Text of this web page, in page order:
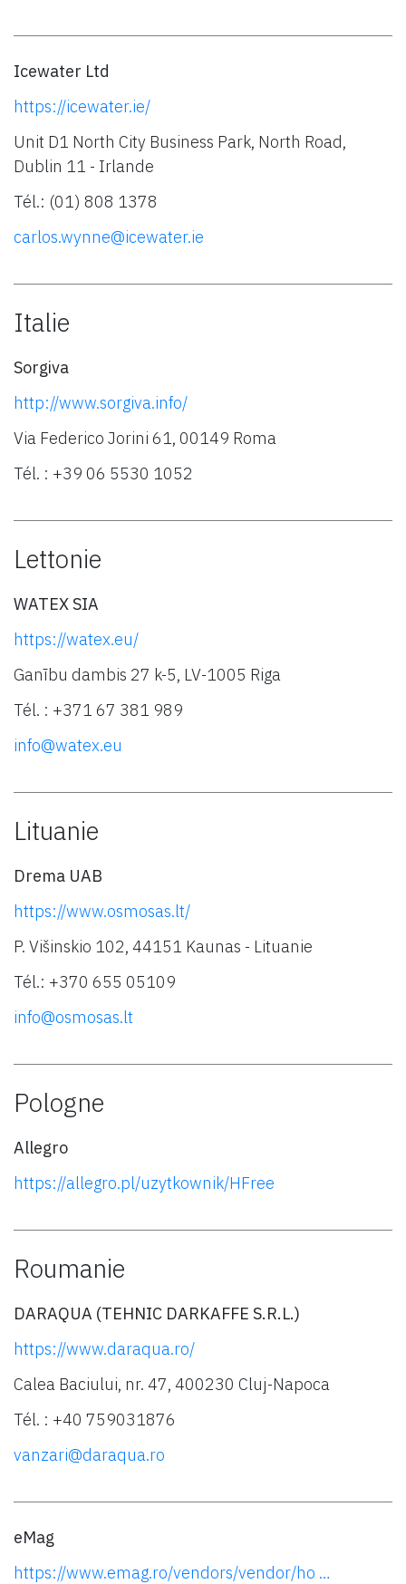
Icewater Ltd
https://icewater.ie/
Unit D1 North City Business Park, North Road,
Dublin 11 - Irlande
Tél.: (01) 808 1378
carlos.wynne@icewater.ie
Italie
Sorgiva
http://www.sorgiva.info/
Via Federico Jorini 61, 00149 Roma
Tél. : +39 06 5530 1052
Lettonie
WATEX SIA
https://watex.eu/
Ganību dambis 27 k-5, LV-1005 Riga
Tél. : +371 67 381 989
info@watex.eu
Lituanie
Drema UAB
https://www.osmosas.lt/
P. Višinskio 102, 44151 Kaunas - Lituanie
Tél.: +370 655 05109
info@osmosas.lt
Pologne
Allegro
https://allegro.pl/uzytkownik/HFree
Roumanie
DARAQUA (TEHNIC DARKAFFE S.R.L.)
https://www.daraqua.ro/
Calea Baciului, nr. 47, 400230 Cluj-Napoca
Tél. : +40 759031876
vanzari@daraqua.ro
eMag
https://www.emag.ro/vendors/vendor/ho …